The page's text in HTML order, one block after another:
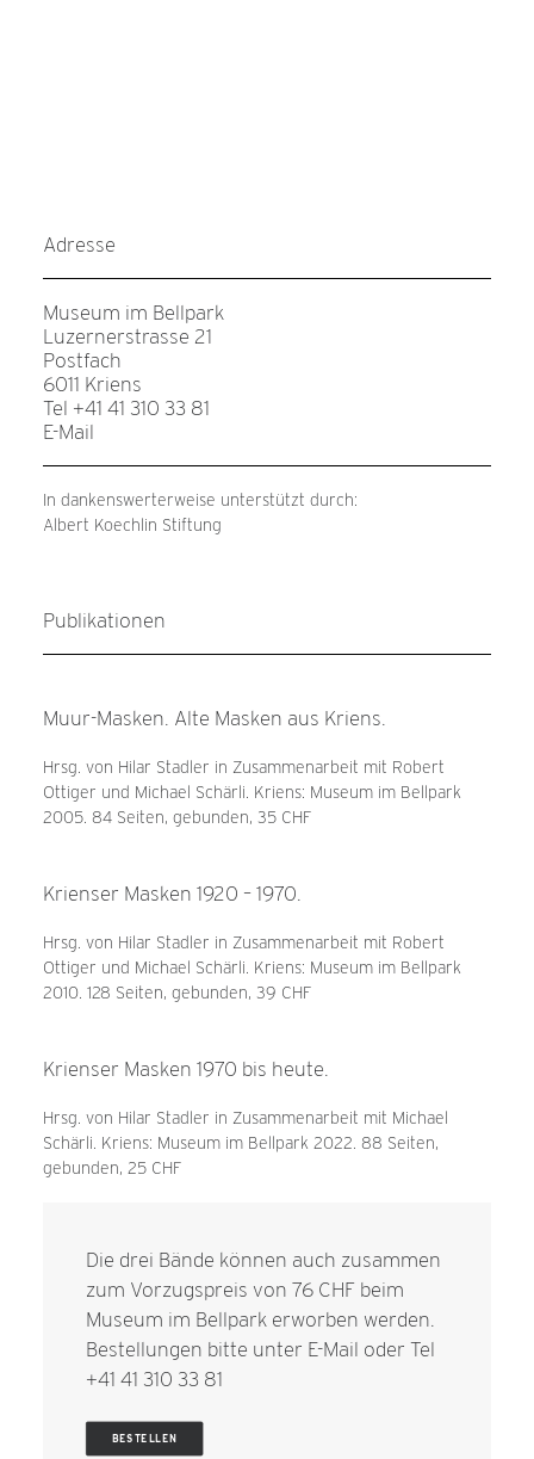
Adresse
Museum im Bellpark
Luzernerstrasse 21
Postfach
6011 Kriens
Tel +41 41 310 33 81
E-Mail
In dankenswerterweise unterstützt durch:
Albert Koechlin Stiftung
Publikationen
Muur-Masken. Alte Masken aus Kriens.
Hrsg. von Hilar Stadler in Zusammenarbeit mit Robert
Ottiger und Michael Schärli. Kriens: Museum im Bellpark
2005. 84 Seiten, gebunden, 35 CHF
Krienser Masken 1920 – 1970.
Hrsg. von Hilar Stadler in Zusammenarbeit mit Robert
Ottiger und Michael Schärli. Kriens: Museum im Bellpark
2010. 128 Seiten, gebunden, 39 CHF
Krienser Masken 1970 bis heute.
Hrsg. von Hilar Stadler in Zusammenarbeit mit Michael
Schärli. Kriens: Museum im Bellpark 2022. 88 Seiten,
gebunden, 25 CHF
Die drei Bände können auch zusammen
zum Vorzugspreis von 76 CHF beim
Museum im Bellpark erworben werden.
Bestellungen bitte unter E-Mail oder Tel
+41 41 310 33 81
BESTELLEN